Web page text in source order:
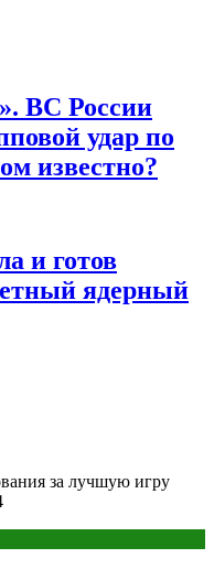
ВС России
удар по
известно?
и готов
ядерный
за лучшую игру